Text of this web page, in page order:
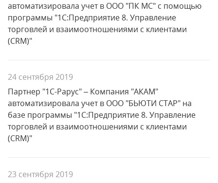
автоматизировала учет в ООО "ПК МС" с помощью
программы "1С:Предприятие 8. Управление
торговлей и взаимоотношениями с клиентами
(CRM)"
24 сентября 2019
Партнер "1С-Рарус" – Компания "АКАМ"
автоматизировала учет в ООО "БЬЮТИ СТАР" на
базе программы "1С:Предприятие 8. Управление
торговлей и взаимоотношениями с клиентами
(CRM)"
23 сентября 2019